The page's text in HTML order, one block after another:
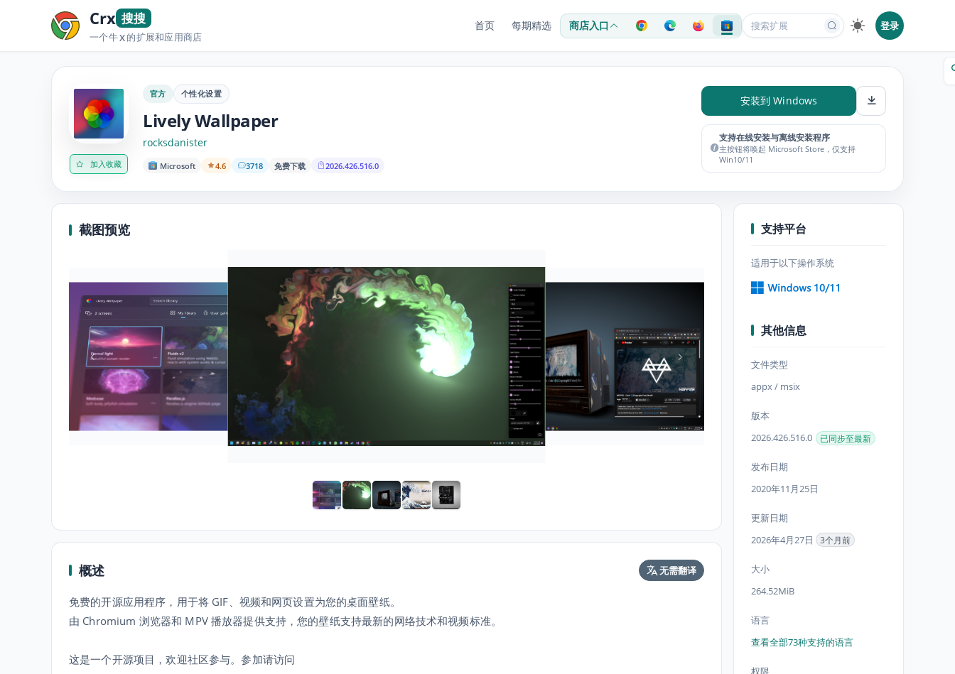
Crx 搜搜
一个牛X的扩展和应用商店
首页 每期精选 商店入口 登录
加入收藏
官方 个性化设置
Lively Wallpaper
rocksdanister
Microsoft 4.6 3718 免费下载 2026.426.516.0
安装到 Windows
支持在线安装与离线安装程序
主按钮将唤起 Microsoft Store，仅支持
Win10/11
截图预览
概述 无需翻译
免费的开源应用程序，用于将 GIF、视频和网页设置为您的桌面壁纸。
由 Chromium 浏览器和 MPV 播放器提供支持，您的壁纸支持最新的网络技术和视频标准。
这是一个开源项目，欢迎社区参与。参加请访问
支持平台
适用于以下操作系统
其他信息
文件类型
appx / msix
版本
2026.426.516.0
已同步至最新
发布日期
2020年11月25日
更新日期
2026年4月27日
3个月前
大小
264.52MiB
语言
查看全部73种支持的语言
权限